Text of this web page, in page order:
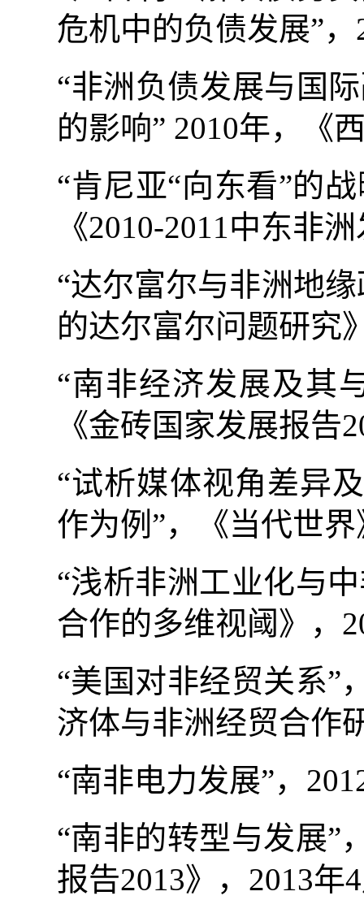
危机中的负债发展”，
“非洲负债发展与国
的影响” 2010年，《
“肯尼亚“向东看”的
《2010-2011中东非
“达尔富尔与非洲地缘
的达尔富尔问题研究
“南非经济发展及其
《金砖国家发展报告
“试析媒体视角差异
作为例”，《当代世
“浅析非洲工业化与
合作的多维视阈》，
“美国对非经贸关系”
济体与非洲经贸合作
“南非电力发展”，
“南非的转型与发展”
报告2013》， 2013年4